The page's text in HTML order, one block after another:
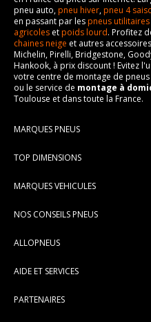
pneu auto,pneu hiver,pneu 4
en passant par lespneus utilitaires
agricoles etpoids lourd. Profitez
chaines neige et autres
Michelin, Pirelli, Bridgestone,
Hankook, à prix discount ! Evitez
votre centre de montage de pneus
ou le service de montage à
Toulouse et dans toute la France.
MARQUES PNEUS
Pneus Continental
Pneus Hankook
Pneus Dunlop
TOP DIMENSIONS
195/65R15
205/60R16
225/45R17
MARQUES VEHICULES
Peugeot
Audi
NOS CONSEILS PNEUS
Pression pneu
ALLOPNEUS
Espace Presse
AIDE ET SERVICES
PARTENAIRES